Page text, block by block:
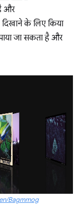
और
के लिए किया
जा सकता है और
Bagmmog